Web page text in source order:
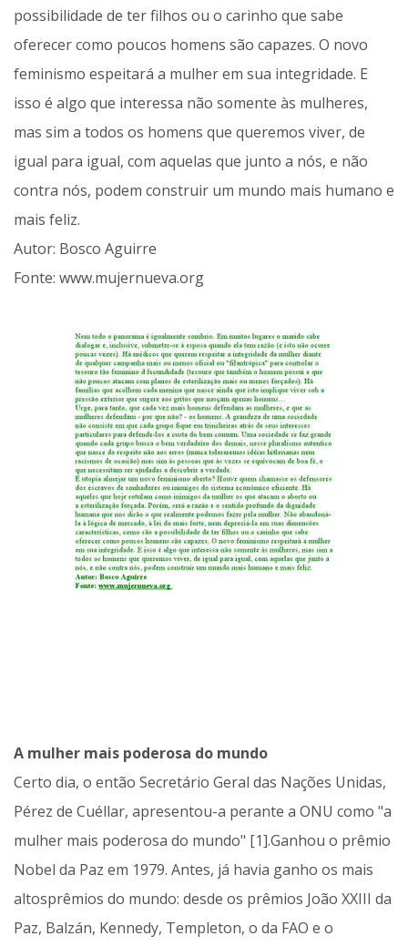
possibilidade de ter filhos ou o carinho que sabe
oferecer como poucos homens são capazes. O novo
feminismo espeitará a mulher em sua integridade. E
isso é algo que interessa não somente às mulheres,
mas sim a todos os homens que queremos viver, de
igual para igual, com aquelas que junto a nós, e não
contra nós, podem construir um mundo mais humano e
mais feliz.
Autor: Bosco Aguirre
Fonte: www.mujernueva.org
A mulher mais poderosa do mundo
Certo dia, o então Secretário Geral das Nações Unidas,
Pérez de Cuéllar, apresentou-a perante a ONU como "a
mulher mais poderosa do mundo" [1].Ganhou o prêmio
Nobel da Paz em 1979. Antes, já havia ganho os mais
altosprêmios do mundo: desde os prêmios João XXIII da
Paz, Balzán, Kennedy, Templeton, o da FAO e o